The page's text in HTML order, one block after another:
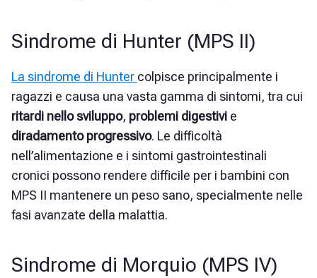
Sindrome di Hunter (MPS II)
La sindrome di Hunter colpisce principalmente i
ragazzi e causa una vasta gamma di sintomi, tra cui
ritardi nello sviluppo, problemi digestivi e
diradamento progressivo. Le difficoltà
nell’alimentazione e i sintomi gastrointestinali
cronici possono rendere difficile per i bambini con
MPS II mantenere un peso sano, specialmente nelle
fasi avanzate della malattia.
Sindrome di Morquio (MPS IV)